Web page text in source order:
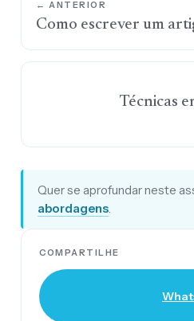
← ANTERIOR
Como escrever um
Técnicas
Quer se aprofundar neste
abordagens.
COMPARTILHE